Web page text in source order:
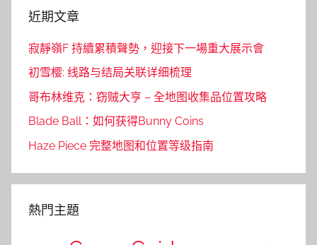
近期文章
寂靜嶺F 持續累積聲勢，迎接下一場重大展示會
初雪樱: 线路与结局关联详细梳理
哥布林维克：窃贼大亨 – 全地图收集品位置攻略
Blade Ball：如何获得Bunny Coins
Haze Piece 完整地图和位置等级指南
熱門主題